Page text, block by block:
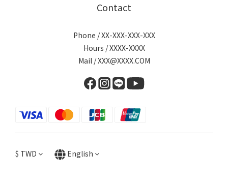
Contact
Phone / XX-XXX-XXX-XXX
Hours / XXXX-XXXX
Mail / XXX@XXXX.COM
$ TWD English